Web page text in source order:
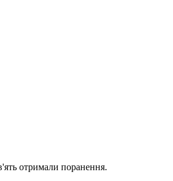
отримали поранення.